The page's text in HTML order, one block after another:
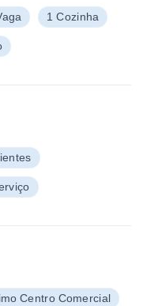
1 Cozinha
Centro Comercial